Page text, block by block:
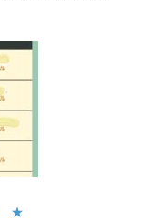
★